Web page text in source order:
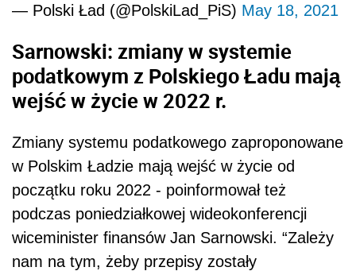
— Polski Ład (@PolskiLad_PiS) May 18, 2021
Sarnowski: zmiany w systemie
podatkowym z Polskiego Ładu mają
wejść w życie w 2022 r.
Zmiany systemu podatkowego zaproponowane
w Polskim Ładzie mają wejść w życie od
początku roku 2022 - poinformował też
podczas poniedziałkowej wideokonferencji
wiceminister finansów Jan Sarnowski. “Zależy
nam na tym, żeby przepisy zostały